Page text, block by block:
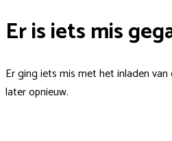
Er is iets mis
Er ging iets mis met het inladen
later opnieuw.